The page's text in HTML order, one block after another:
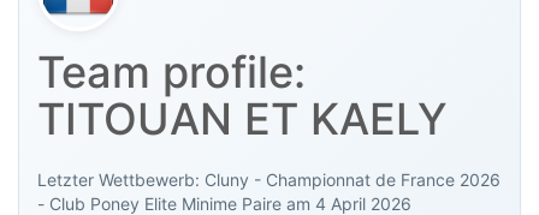
Team profile:
TITOUAN ET KAELY
Letzter Wettbewerb: Cluny - Championnat de France 2026
- Club Poney Elite Minime Paire am 4 April 2026